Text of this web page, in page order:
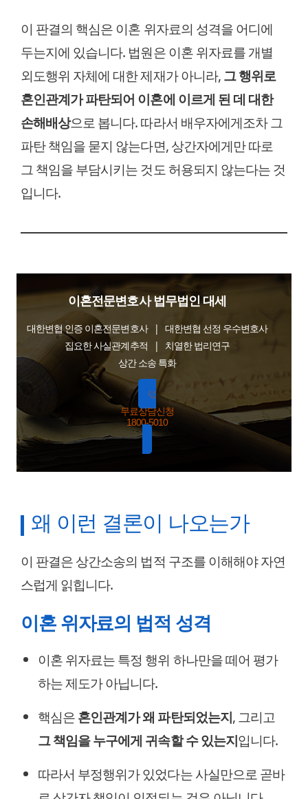
이 판결의 핵심은 이혼 위자료의 성격을 어디에
두는지에 있습니다. 법원은 이혼 위자료를 개별
외도행위 자체에 대한 제재가 아니라,그 행위로
혼인관계가 파탄되어 이혼에 이르게 된 데 대한
손해배상으로 봅니다. 따라서 배우자에게조차 그
파탄 책임을 묻지 않는다면, 상간자에게만 따로
그 책임을 부담시키는 것도 허용되지 않는다는 것
입니다.
이혼전문변호사 법무법인 대세
대한변협 인증 이혼전문변호사 | 대한변협 선정 우수변호사
집요한 사실관계추적 | 치열한 법리연구
상간 소송 특화
무료상담신청
1800-5010
왜 이런 결론이 나오는가
이 판결은 상간소송의 법적 구조를 이해해야 자연
스럽게 읽힙니다.
이혼 위자료의 법적 성격
이혼 위자료는 특정 행위 하나만을 떼어 평가
하는 제도가 아닙니다.
핵심은혼인관계가 왜 파탄되었는지, 그리고
그 책임을 누구에게 귀속할 수 있는지입니다.
따라서 부정행위가 있었다는 사실만으로 곧바